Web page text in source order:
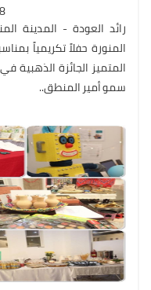
رائد العودة - المدينة
المنورة حفلاً تكريمياً
المتميز الجائزة
سمو أمير المنطق..